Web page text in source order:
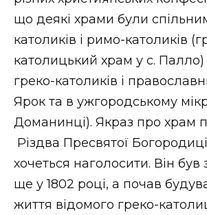
що деякі храми були
католиків і римо-католиків
католицький храм у с.
греко-католиків і
Ярок та в ужгородському
Доманинці). Якраз про храм
Різдва Пресвятої
хочеться наголосити. Він
ще у 1802 році, а почав
життя відомого греко-